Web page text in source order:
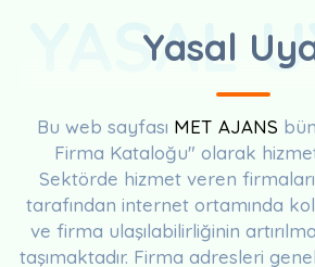
Yasal
YASAL
Bu web sayfası MET AJANS
Firma Kataloğu" olarak
Sektörde hizmet veren
tarafından internet ortamında
ve firma ulaşılabilirliğinin
taşımaktadır. Firma adresleri